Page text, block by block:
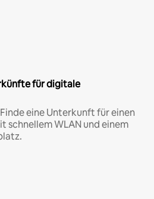
für digitale
eine Unterkunft für einen
schnellem WLAN und einem